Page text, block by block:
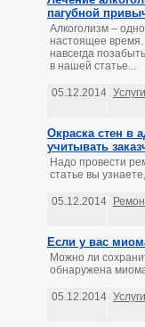
пагубной
Алкоголизм –
настоящее время.
навсегда
в нашей статье...
05.12.2014 Услуги
Окраска стен в
учитывать
Надо провести
статье вы
05.12.2014
Если у вас
Можно ли
обнаружена
05.12.2014 Услуги